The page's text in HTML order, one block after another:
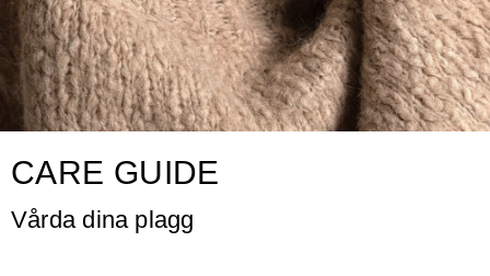
CARE GUIDE
Vårda dina plagg